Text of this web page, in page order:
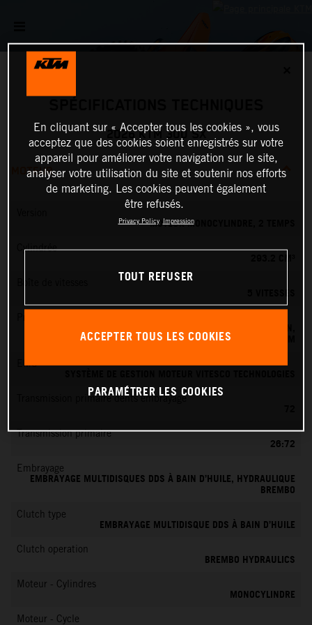
2026 KTM 300 SX
MOTEUR
MOTEUR MONOCYLINDRE, 2 TEMPS
Cylindrée
SYSTÈME D'INJECTION ÉLECTRONIQUE DE CARBURANT KEIHIN,
BOÎTIER PAPILLON 39 MM
EMS
Transmission primaire dents embrayage
Transmission primaire
26:72
Embrayage
EMBRAYAGE MULTIDISQUES DDS À BAIN D’HUILE, HYDRAULIQUE
BREMBO
Clutch type
EMBRAYAGE MULTIDISQUE DDS À BAIN D’HUILE
Clutch operation
BREMBO HYDRAULICS
Moteur - Cylindres
MONOCYLINDRE
Moteur - Cycle
En cliquant sur « Accepter tous les cookies », vous
acceptez que des cookies soient enregistrés sur votre
appareil pour améliorer votre navigation sur le site,
analyser votre utilisation du site et soutenir nos efforts
de marketing. Les cookies peuvent également
être refusés.
Privacy Policy Impression
TOUT REFUSER
ACCEPTER TOUS LES COOKIES
PARAMÉTRER LES COOKIES